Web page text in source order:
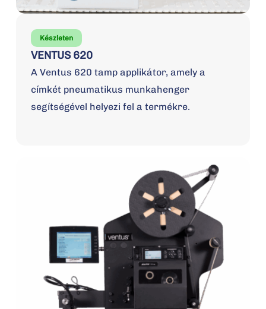
VENTUS 620
Készleten
A Ventus 620 tamp applikátor, amely a
címkét pneumatikus munkahenger
segítségével helyezi fel a termékre.